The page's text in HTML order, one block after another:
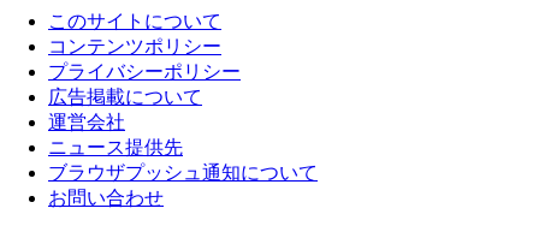
このサイトについて
コンテンツポリシー
プライバシーポリシー
広告掲載について
運営会社
ニュース提供先
ブラウザプッシュ通知について
お問い合わせ